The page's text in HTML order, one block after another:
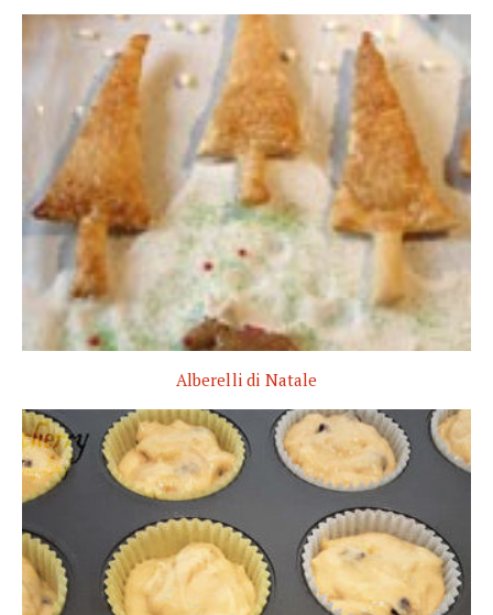
Alberelli di Natale